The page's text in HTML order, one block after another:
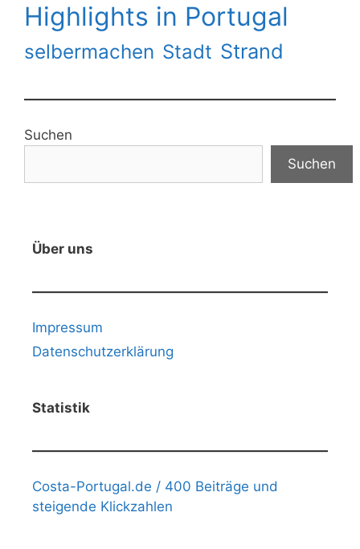
Highlights in Portugal
selbermachen Stadt Strand
Suchen
Suchen
Über uns
Impressum
Datenschutzerklärung
Statistik
Costa-Portugal.de / 400 Beiträge und
steigende Klickzahlen